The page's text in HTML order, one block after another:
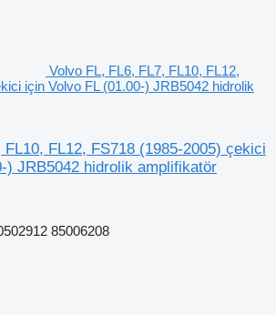
Volvo FL, FL6, FL7, FL10, FL12,
için Volvo FL (01.00-) JRB5042 hidrolik
FL12, FS718 (1985-2005) çekici
) JRB5042 hidrolik amplifikatör
85006208